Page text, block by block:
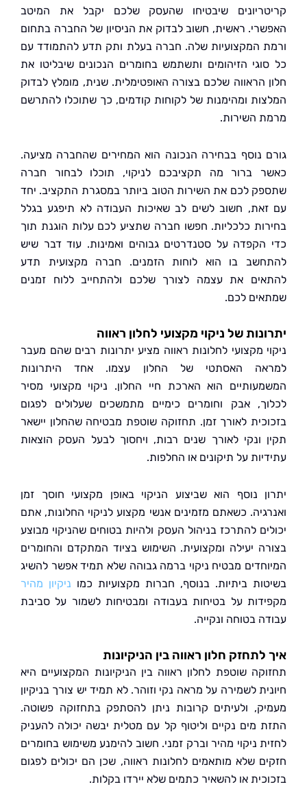
שיבטיחו שהעסק שלכם יקבל את המיטב
ראשית, חשוב לבדוק את הניסיון של החברה בתחום
המקצועיות שלה. חברה בעלת ותק תדע להתמודד עם
הזיהומים ותשתמש בחומרים הנכונים שיבליטו את
הראווה שלכם בצורה האופטימלית. שנית, מומלץ לבדוק
ומהימנות של לקוחות קודמים, כך שתוכלו להתרשם
השירות.
נוסף בבחירה הנכונה הוא המחירים שהחברה מציעה.
ברור מה תקציבכם לניקוי, תוכלו לבחור חברה
לכם את השירות הטוב ביותר במסגרת התקציב. יחד
חשוב לשים לב שאיכות העבודה לא תיפגע בגלל
כלכליות. חפשו חברה שתציע לכם עלות הוגנת תוך
על סטנדרטים גבוהים ואמינות. עוד דבר שיש
בו הוא לוחות הזמנים. חברה מקצועית תדע
את עצמה לצורך שלכם ולהתחייב ללוח זמנים
לכם.
של ניקוי מקצועי לחלון ראווה
מקצועי לחלונות ראווה מציע יתרונות רבים שהם מעבר
האסתטי של החלון עצמו. אחד היתרונות
הוא הארכת חיי החלון. ניקוי מקצועי מסיר
אבק וחומרים כימיים מתמשכים שעלולים לפגום
לאורך זמן. תחזוקה שוטפת מבטיחה שהחלון יישאר
ונקי לאורך שנים רבות, ויחסוך לבעל העסק הוצאות
על תיקונים או החלפות.
נוסף הוא שביצוע הניקוי באופן מקצועי חוסך זמן
כשאתם מזמינים אנשי מקצוע לניקוי החלונות, אתם
להתרכז בניהול העסק ולהיות בטוחים שהניקוי מבוצע
יעילה ומקצועית. השימוש בציוד המתקדם והחומרים
מבטיח ניקוי ברמה גבוהה שלא תמיד אפשר להשיג
ביתיות. בנוסף, חברות מקצועיות כמוניקיון מהיר
על בטיחות בעבודה ומבטיחות לשמור על סביבת
בטוחה ונקייה.
חלון ראווה בין הניקיונות
שוטפת לחלון ראווה בין הניקיונות המקצועיים היא
לשמירה על מראה נקי וזוהר. לא תמיד יש צורך בניקיון
ולעיתים קרובות ניתן להסתפק בתחזוקה פשוטה.
מים נקיים וליטוף קל עם מטלית יבשה יכולה להעניק
ניקוי מהיר וברק זמני. חשוב להימנע משימוש בחומרים
שלא מותאמים לחלונות ראווה, שכן הם יכולים לפגום
או להשאיר כתמים שלא יירדו בקלות.